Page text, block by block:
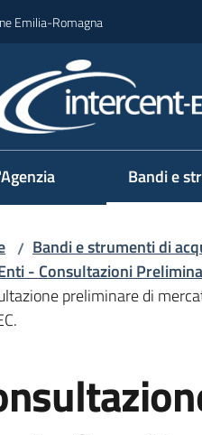
Emilia-Romagna
Bandi e
/ Bandi e strumenti di
- Consultazioni
preliminare di